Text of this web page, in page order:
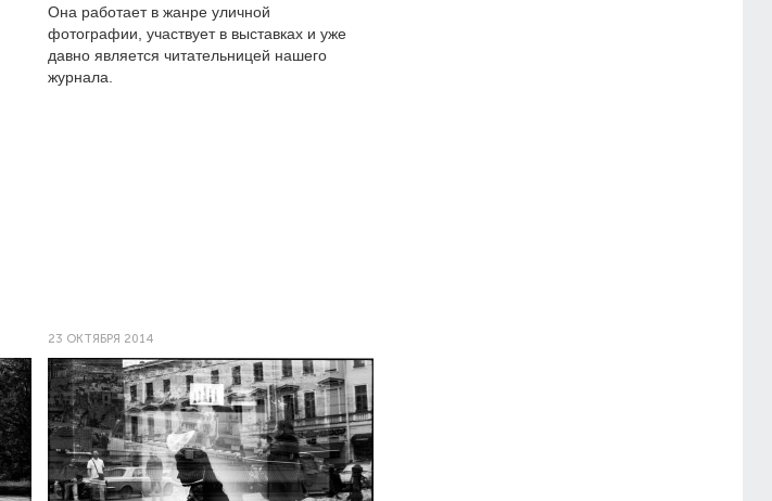
Она работает в жанре уличной
фотографии, участвует в выставках и уже
давно является читательницей нашего
журнала.
23 ОКТЯБРЯ 2014